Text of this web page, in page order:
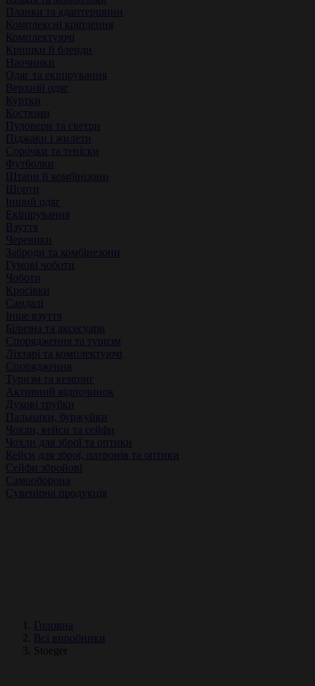
Планки та адаптершини
Комплексні кріплення
Комплектуючі
Кришки й бленди
Наочники
Одяг та екіпірування
Верхній одяг
Куртки
Костюми
Пуловери та светри
Піджаки і жилети
Сорочки та теніски
Футболки
Штани й комбінізони
Шорти
Інший одяг
Екіпірування
Взуття
Черевики
Заброди та комбінезони
Гумові чоботи
Чоботи
Кросівки
Сандалі
Інше взуття
Білизна та аксесуари
Спорядження та туризм
Ліхтарі та комплектуючі
Спорядження
Туризм та кемпінг
Активний відпочинок
Духові трубки
Пальники, буржуйки
Чохли, кейси та сейфи
Чохли для зброї та оптики
Кейси для зброї, патронів та оптики
Сейфи збройові
Самооборона
Сувенірна продукція
Головна
Всі виробники
Stoeger